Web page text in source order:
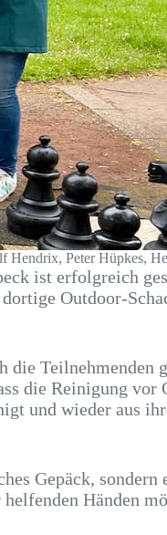
Peter Hüpkes,
ist erfolgreich
Outdoor-
Teilnehmenden
die Reinigung
und wieder aus
Gepäck, sondern
Händen